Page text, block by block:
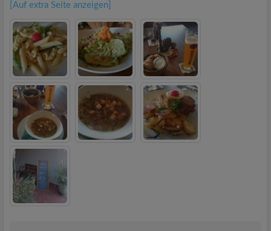
[Auf extra Seite anzeigen]